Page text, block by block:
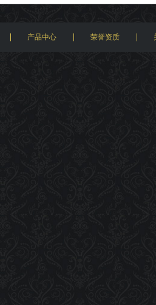
产品中心 荣誉资质